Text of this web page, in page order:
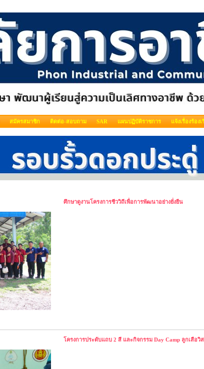
สมัครสมาชิก ติดต่อ-สอบถาม SAR แผนปฏิบัติราชการ แจ้งเรื่องร้อง
ศึกษาดูงานโครงการชีววิถีเพื่อการพัฒนาอย่างยั่งยืน
โครงการประดับแถบ 2 สี และกิจกรรม Day Camp ลูกเสือวิ